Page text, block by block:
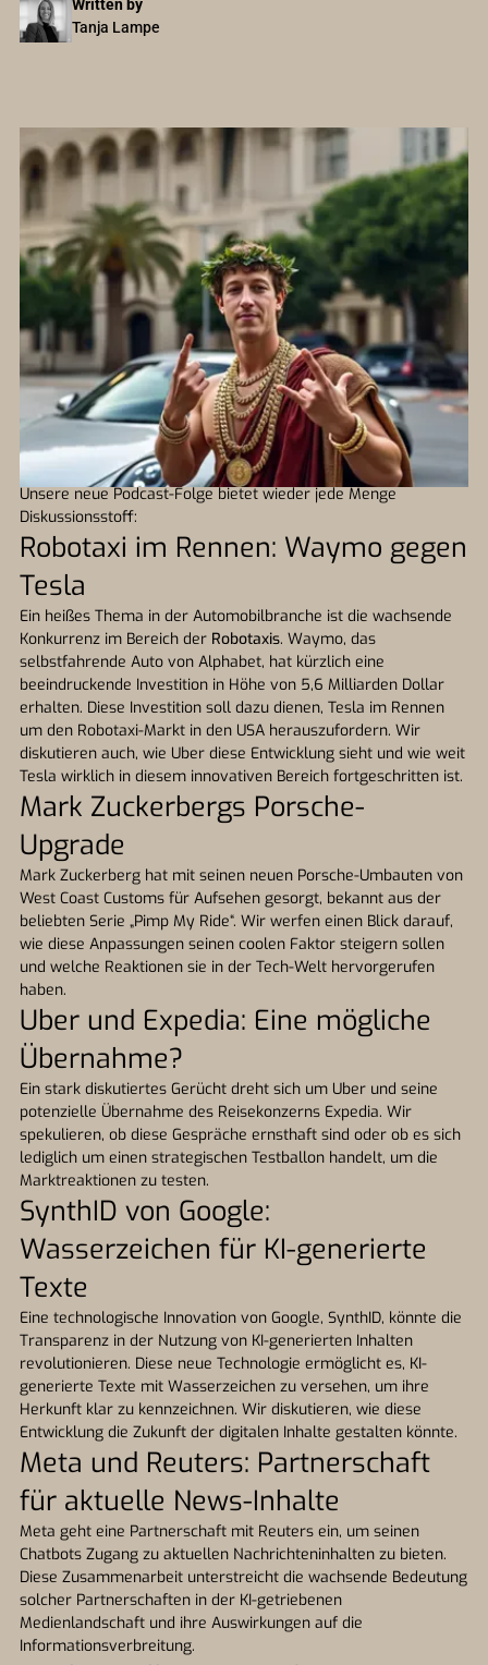
Written by
Tanja Lampe
Unsere neue Podcast-Folge bietet wieder jede Menge
Diskussionsstoff:
Robotaxi im Rennen: Waymo gegen
Tesla
Ein heißes Thema in der Automobilbranche ist die wachsende
Konkurrenz im Bereich der Robotaxis. Waymo, das
selbstfahrende Auto von Alphabet, hat kürzlich eine
beeindruckende Investition in Höhe von 5,6 Milliarden Dollar
erhalten. Diese Investition soll dazu dienen, Tesla im Rennen
um den Robotaxi-Markt in den USA herauszufordern. Wir
diskutieren auch, wie Uber diese Entwicklung sieht und wie weit
Tesla wirklich in diesem innovativen Bereich fortgeschritten ist.
Mark Zuckerbergs Porsche-
Upgrade
Mark Zuckerberg hat mit seinen neuen Porsche-Umbauten von
West Coast Customs für Aufsehen gesorgt, bekannt aus der
beliebten Serie „Pimp My Ride“. Wir werfen einen Blick darauf,
wie diese Anpassungen seinen coolen Faktor steigern sollen
und welche Reaktionen sie in der Tech-Welt hervorgerufen
haben.
Uber und Expedia: Eine mögliche
Übernahme?
Ein stark diskutiertes Gerücht dreht sich um Uber und seine
potenzielle Übernahme des Reisekonzerns Expedia. Wir
spekulieren, ob diese Gespräche ernsthaft sind oder ob es sich
lediglich um einen strategischen Testballon handelt, um die
Marktreaktionen zu testen.
SynthID von Google:
Wasserzeichen für KI-generierte
Texte
Eine technologische Innovation von Google, SynthID, könnte die
Transparenz in der Nutzung von KI-generierten Inhalten
revolutionieren. Diese neue Technologie ermöglicht es, KI-
generierte Texte mit Wasserzeichen zu versehen, um ihre
Herkunft klar zu kennzeichnen. Wir diskutieren, wie diese
Entwicklung die Zukunft der digitalen Inhalte gestalten könnte.
Meta und Reuters: Partnerschaft
für aktuelle News-Inhalte
Meta geht eine Partnerschaft mit Reuters ein, um seinen
Chatbots Zugang zu aktuellen Nachrichteninhalten zu bieten.
Diese Zusammenarbeit unterstreicht die wachsende Bedeutung
solcher Partnerschaften in der KI-getriebenen
Medienlandschaft und ihre Auswirkungen auf die
Informationsverbreitung.